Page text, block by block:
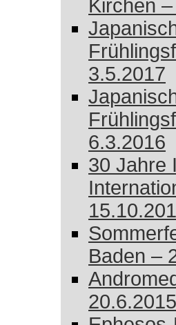
Kirchen
3.5.2017
6.3.2016
30 Jahre
Baden –
20.6.2015